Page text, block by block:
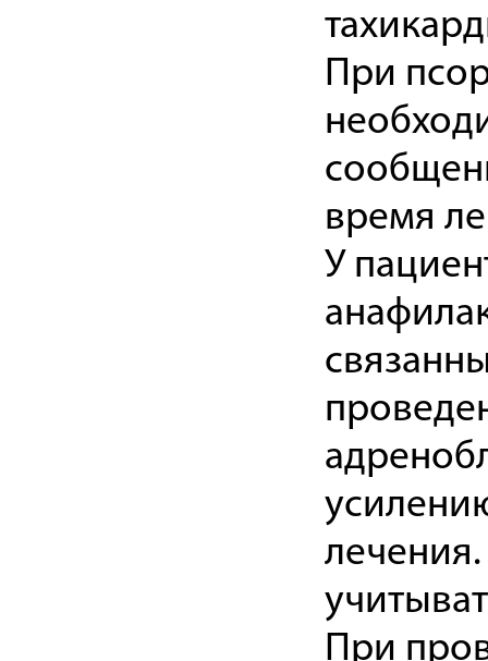
При
время
У
При